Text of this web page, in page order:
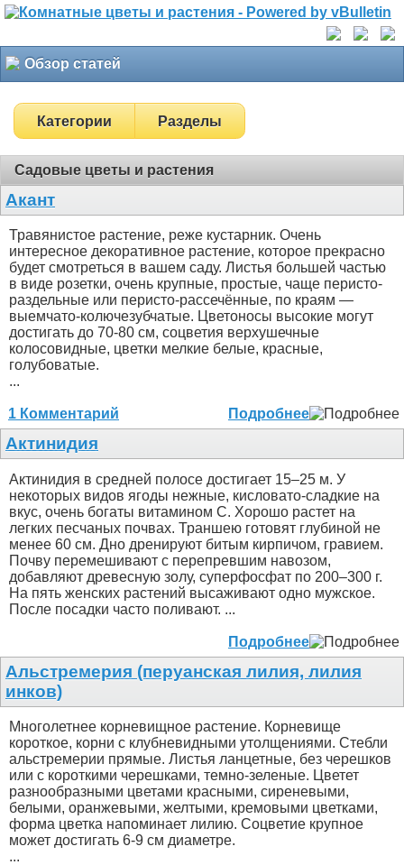
Обзор статей
Категории Разделы
Садовые цветы и растения
Акант
Травянистое растение, реже кустарник. Очень
интересное декоративное растение, которое прекрасно
будет смотреться в вашем саду. Листья большей частью
в виде розетки, очень крупные, простые, чаще перисто-
раздельные или перисто-рассечённые, по краям —
выемчато-колючезубчатые. Цветоносы высокие могут
достигать до 70-80 см, соцветия верхушечные
колосовидные, цветки мелкие белые, красные,
голубоватые.
...
1 Комментарий Подробнее
Актинидия
Актинидия в средней полосе достигает 15–25 м. У
некоторых видов ягоды нежные, кисловато-сладкие на
вкус, очень богаты витамином С. Хорошо растет на
легких песчаных почвах. Траншею готовят глубиной не
менее 60 см. Дно дренируют битым кирпичом, гравием.
Почву перемешивают с перепревшим навозом,
добавляют древесную золу, суперфосфат по 200–300 г.
На пять женских растений высаживают одно мужское.
После посадки часто поливают. ...
Подробнее
Альстремерия (перуанская лилия, лилия
инков)
Многолетнее корневищное растение. Корневище
короткое, корни с клубневидными утолщениями. Стебли
альстремерии прямые. Листья ланцетные, без черешков
или с короткими черешками, темно-зеленые. Цветет
разнообразными цветами красными, сиреневыми,
белыми, оранжевыми, желтыми, кремовыми цветками,
форма цветка напоминает лилию. Соцветие крупное
может достигать 6-9 см диаметре.
...